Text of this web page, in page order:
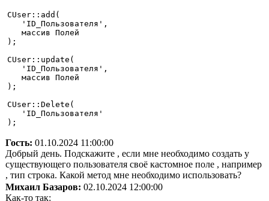
CUser::add(
'ID_Пользователя',
массив Полей
);
CUser::update(
'ID_Пользователя',
массив Полей
);
CUser::Delete(
'ID_Пользователя'
Гость: 01.10.2024 11:00:00
Добрый день. Подскажите , если мне необходимо создать у
существующего пользователя своё кастомное поле , например
, тип строка. Какой метод мне необходимо использовать?
Михаил Базаров: 02.10.2024 12:00:00
Как-то так: